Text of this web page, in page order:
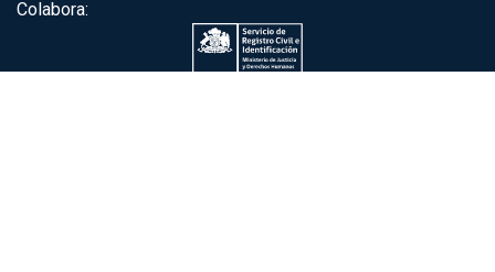
Colabora: